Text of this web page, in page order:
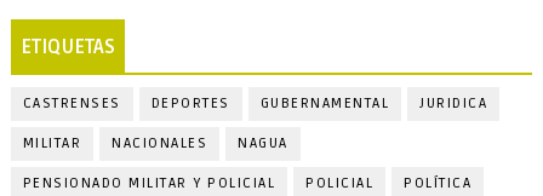
ETIQUETAS
CASTRENSES DEPORTES GUBERNAMENTAL JURIDICA
MILITAR NACIONALES NAGUA
PENSIONADO MILITAR Y POLICIAL POLICIAL POLÍTICA